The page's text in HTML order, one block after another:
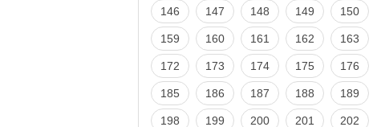
146 147 148 149 150
159 160 161 162 163
172 173 174 175 176
185 186 187 188 189
198 199 200 201 202